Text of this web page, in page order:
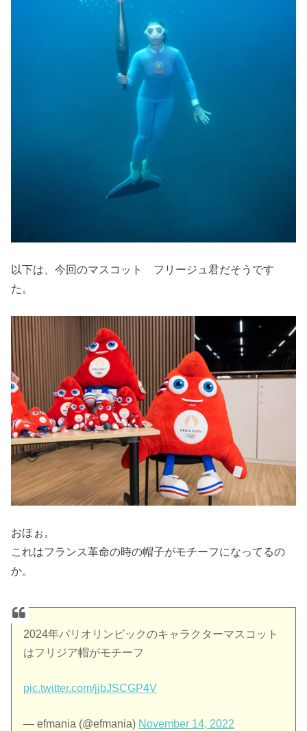
以下は、今回のマスコット フリージュ君だそうです
た。
おほぉ。
これはフランス革命の時の帽子がモチーフになってるの
か。
2024年パリオリンピックのキャラクターマスコット
はフリジア帽がモチーフ
pic.twitter.com/jjbJSCGP4V
— efmania (@efmania) November 14, 2022